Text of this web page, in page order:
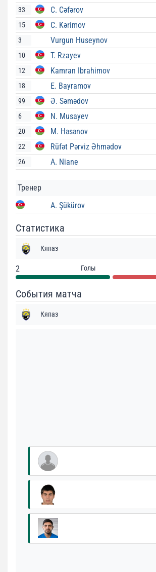
33
C. Cəfərov
15
C. Kərimov
3
Vurgun Huseynov
10 T. Rzayev
12 Kamran Ibrahimov
18 E. Bayramov
99 Ə. Səmədov
6 N. Musayev
20 M. Həsənov
22
Rüfət Pərviz Əhmədov
26 A. Niane
Тренер
A. Şükürov
Статистика
Кяпаз
2 Голы
События матча
Кяпаз